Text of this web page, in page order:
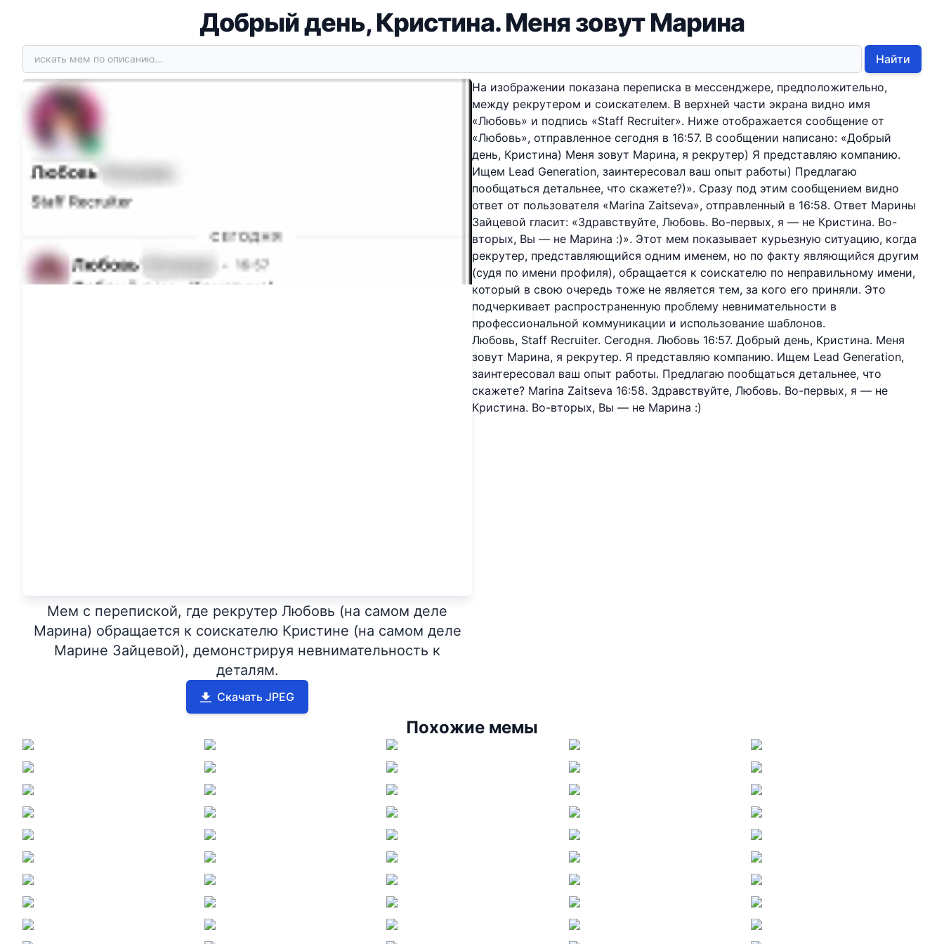
Добрый день, Кристина. Меня зовут Марина
Найти
Мем с перепиской, где рекрутер Любовь (на самом деле
Марина) обращается к соискателю Кристине (на самом деле
Марине Зайцевой), демонстрируя невнимательность к
деталям.
Скачать JPEG
На изображении показана переписка в мессенджере, предположительно,
между рекрутером и соискателем. В верхней части экрана видно имя
«Любовь» и подпись «Staff Recruiter». Ниже отображается сообщение от
«Любовь», отправленное сегодня в 16:57. В сообщении написано: «Добрый
день, Кристина) Меня зовут Марина, я рекрутер) Я представляю компанию.
Ищем Lead Generation, заинтересовал ваш опыт работы) Предлагаю
пообщаться детальнее, что скажете?)». Сразу под этим сообщением видно
ответ от пользователя «Marina Zaitseva», отправленный в 16:58. Ответ Марины
Зайцевой гласит: «Здравствуйте, Любовь. Во-первых, я — не Кристина. Во-
вторых, Вы — не Марина :)». Этот мем показывает курьезную ситуацию, когда
рекрутер, представляющийся одним именем, но по факту являющийся другим
(судя по имени профиля), обращается к соискателю по неправильному имени,
который в свою очередь тоже не является тем, за кого его приняли. Это
подчеркивает распространенную проблему невнимательности в
профессиональной коммуникации и использование шаблонов.
Любовь, Staff Recruiter. Сегодня. Любовь 16:57. Добрый день, Кристина. Меня
зовут Марина, я рекрутер. Я представляю компанию. Ищем Lead Generation,
заинтересовал ваш опыт работы. Предлагаю пообщаться детальнее, что
скажете? Marina Zaitseva 16:58. Здравствуйте, Любовь. Во-первых, я — не
Кристина. Во-вторых, Вы — не Марина :)
Похожие мемы